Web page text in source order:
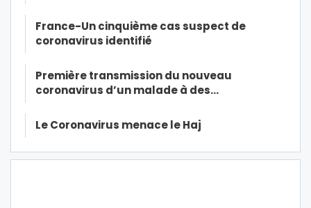
France-Un cinquième cas suspect de
coronavirus identifié
Première transmission du nouveau
coronavirus d’un malade à des…
Le Coronavirus menace le Haj